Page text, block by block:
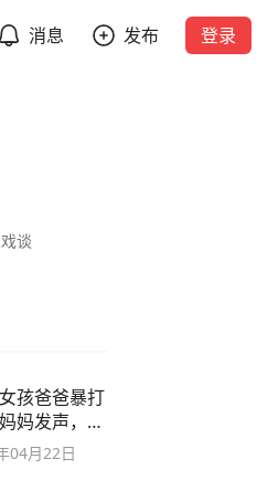
消息 发布 登录
谈
孩爸爸暴打
妈发声，网
04月22日